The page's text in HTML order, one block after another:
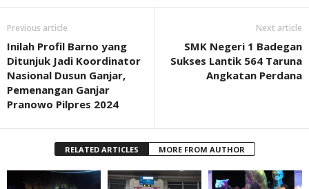
Previous article
Inilah Profil Barno yang
Ditunjuk Jadi Koordinator
Nasional Dusun Ganjar,
Pemenangan Ganjar
Pranowo Pilpres 2024
Next article
SMK Negeri 1 Badegan
Sukses Lantik 564 Taruna
Angkatan Perdana
RELATED ARTICLES MORE FROM AUTHOR